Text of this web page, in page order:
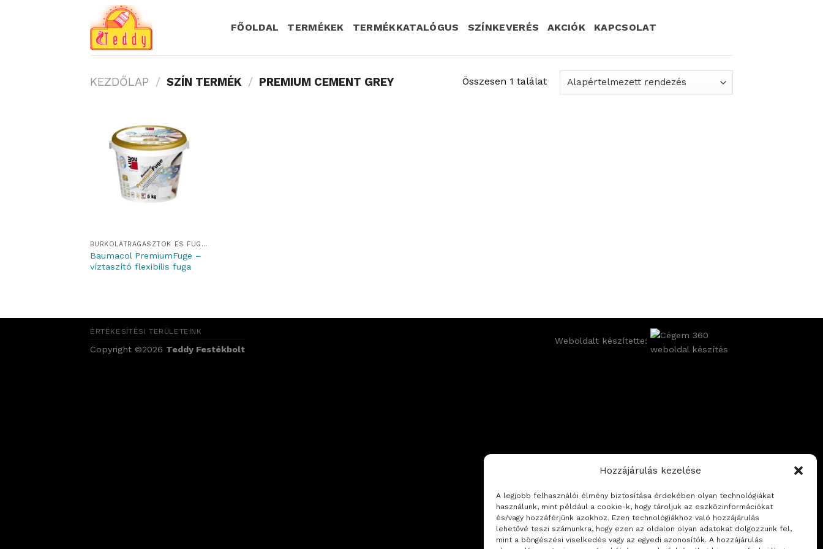
Hozzájárulás kezelése
A legjobb felhasználói élmény biztosítása érdekében olyan technológiákat
használunk, mint például a cookie-k, hogy tároljuk az eszközinformációkat
és/vagy hozzáférjünk azokhoz. Ezen technológiákhoz való hozzájárulás
lehetővé teszi számunkra, hogy ezen az oldalon olyan adatokat dolgozzunk fel,
mint a böngészési viselkedés vagy az egyedi azonosítók. A hozzájárulás
FŐOLDAL TERMÉKEK TERMÉKKATALÓGUS SZÍNKEVERÉS AKCIÓK KAPCSOLAT
KEZDŐLAP / SZÍN TERMÉK / PREMIUM CEMENT GREY Összesen 1 találat
BURKOLATRAGASZTÓK ÉS FUGÁZÓK
Baumacol PremiumFuge –
víztaszító flexibilis fuga
Weboldalt készítette:
ÉRTÉKESÍTÉSI TERÜLETEINK
Copyright ©2026 Teddy Festékbolt